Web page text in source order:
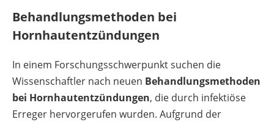
Behandlungsmethoden bei
Hornhautentzündungen
In einem Forschungsschwerpunkt suchen die
Wissenschaftler nach neuen Behandlungsmethoden
bei Hornhautentzündungen, die durch infektiöse
Erreger hervorgerufen wurden. Aufgrund der